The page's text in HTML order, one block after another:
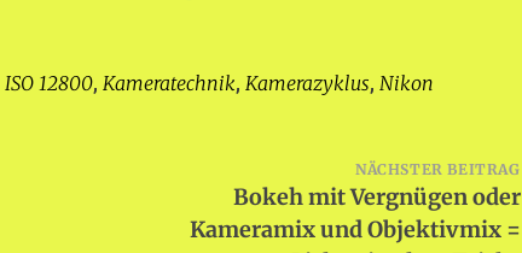
ISO 12800, Kameratechnik, Kamerazyklus, Nikon
NÄCHSTER BEITRAG
Bokeh mit Vergnügen oder
Kameramix und Objektivmix =